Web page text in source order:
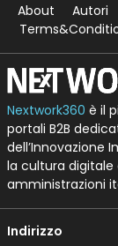
About Autori
Nextwork360 è il
portali B2B
dell’Innovazione
la cultura digitale
amministrazioni
Indirizzo